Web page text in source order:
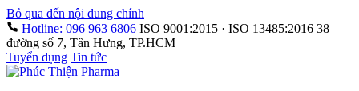
Bỏ qua đến nội dung chính
Hotline: 096 963 6806 ISO 9001:2015 · ISO 13485:2016 38
đường số 7, Tân Hưng, TP.HCM
Tuyển dụng Tin tức